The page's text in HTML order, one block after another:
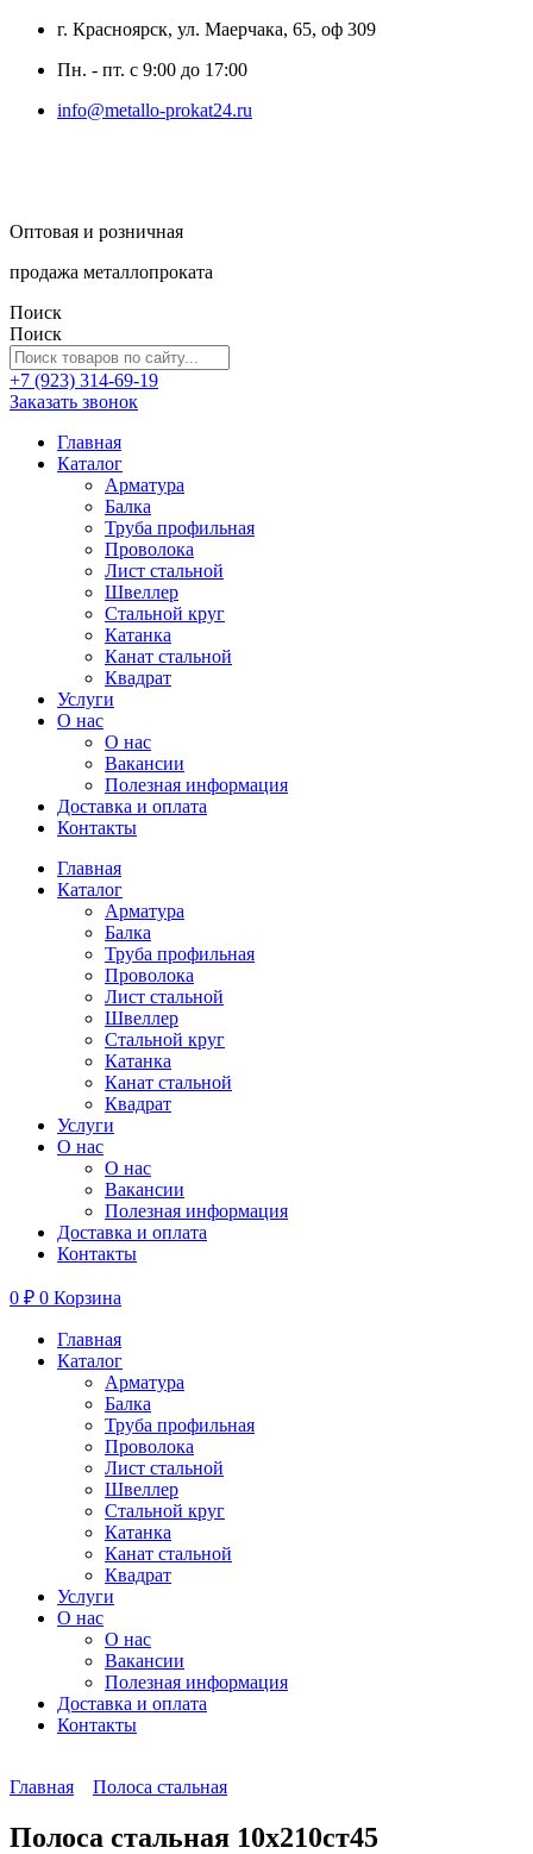
г. Красноярск, ул. Маерчака, 65, оф 309
Пн. - пт. с 9:00 до 17:00
info@metallo-prokat24.ru
Оптовая и розничная
продажа металлопроката
Поиск
Поиск
+7 (923) 314-69-19
Заказать звонок
Главная
Каталог
Арматура
Балка
Труба профильная
Проволока
Лист стальной
Швеллер
Стальной круг
Катанка
Канат стальной
Квадрат
Услуги
О нас
О нас
Вакансии
Полезная информация
Доставка и оплата
Контакты
Главная
Каталог
Арматура
Балка
Труба профильная
Проволока
Лист стальной
Швеллер
Стальной круг
Катанка
Канат стальной
Квадрат
Услуги
О нас
О нас
Вакансии
Полезная информация
Доставка и оплата
Контакты
0 ₽ 0 Корзина
Главная
Каталог
Арматура
Балка
Труба профильная
Проволока
Лист стальной
Швеллер
Стальной круг
Катанка
Канат стальной
Квадрат
Услуги
О нас
О нас
Вакансии
Полезная информация
Доставка и оплата
Контакты
Главная Полоса стальная
Полоса стальная 10х210ст45